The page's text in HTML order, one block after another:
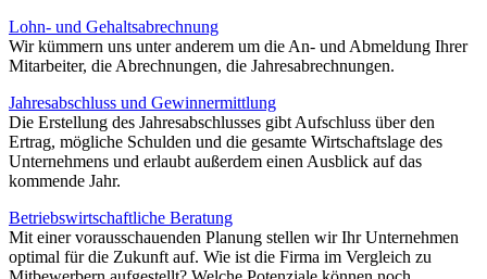
Lohn- und Gehaltsabrechnung
Wir kümmern uns unter anderem um die An- und Abmeldung Ihrer
Mitarbeiter, die Abrechnungen, die Jahresabrechnungen.
Jahresabschluss und Gewinnermittlung
Die Erstellung des Jahresabschlusses gibt Aufschluss über den
Ertrag, mögliche Schulden und die gesamte Wirtschaftslage des
Unternehmens und erlaubt außerdem einen Ausblick auf das
kommende Jahr.
Betriebswirtschaftliche Beratung
Mit einer vorausschauenden Planung stellen wir Ihr Unternehmen
optimal für die Zukunft auf. Wie ist die Firma im Vergleich zu